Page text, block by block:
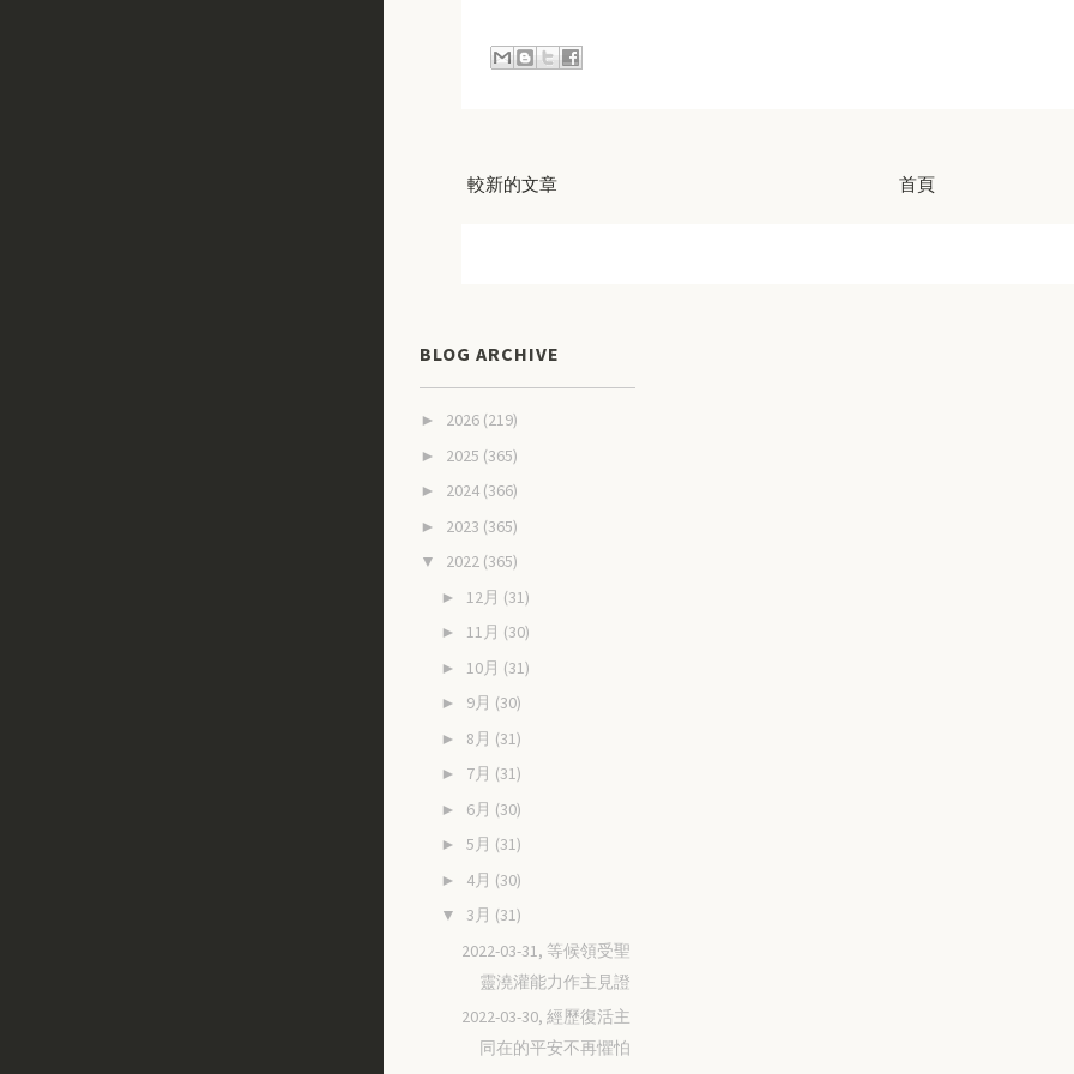
較新的文章 首頁
BLOG ARCHIVE
► 2026 (219)
► 2025 (365)
► 2024 (366)
► 2023 (365)
▼ 2022 (365)
► 12月 (31)
► 11月 (30)
► 10月 (31)
► 9月 (30)
► 8月 (31)
► 7月 (31)
► 6月 (30)
► 5月 (31)
► 4月 (30)
▼ 3月 (31)
2022-03-31, 等候領受聖
靈澆灌能力作主見證
2022-03-30, 經歷復活主
同在的平安不再懼怕